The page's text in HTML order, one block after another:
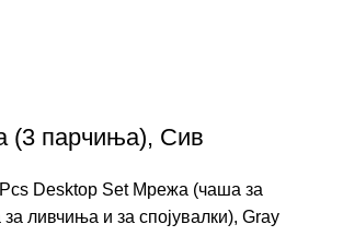
(3 парчиња), Сив
Desktop Set Мрежа (чаша за
за ливчиња и за спојувалки), Gray